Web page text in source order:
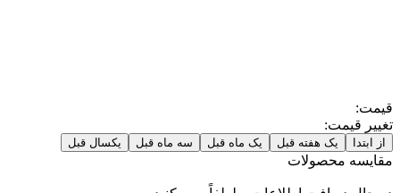
قیمت:
تغییر قیمت:
از ابتدا یک هفته قبل یک ماه قبل سه ماه قبل یکسال قبل
مقایسه محصولات